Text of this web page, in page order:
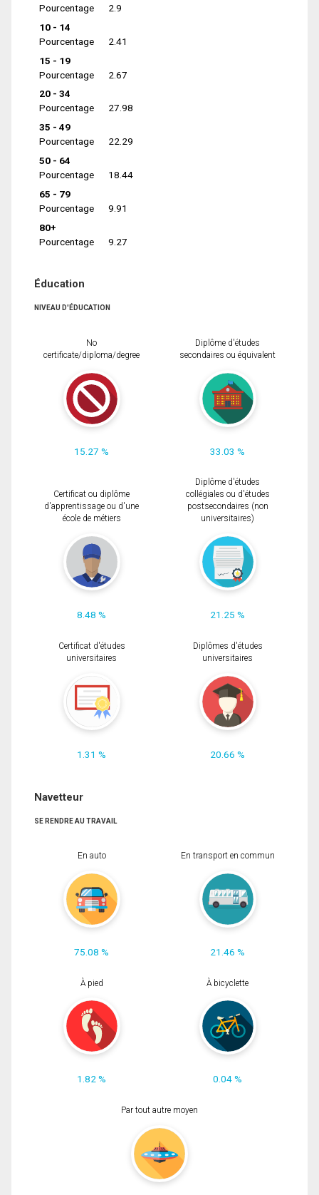
Pourcentage
2.9
10 - 14
Pourcentage
2.41
15 - 19
Pourcentage
2.67
20 - 34
Pourcentage
27.98
35 - 49
Pourcentage
22.29
50 - 64
Pourcentage
18.44
65 - 79
Pourcentage
9.91
80+
Pourcentage
9.27
Éducation
NIVEAU D'ÉDUCATION
No
certificate/diploma/degree
15.27 %
Diplôme d'études
secondaires ou équivalent
33.03 %
Certificat ou diplôme
d'apprentissage ou d'une
école de métiers
8.48 %
Diplôme d'études
collégiales ou d'études
postsecondaires (non
universitaires)
21.25 %
Certificat d'études
universitaires
1.31 %
Diplômes d'études
universitaires
20.66 %
Navetteur
SE RENDRE AU TRAVAIL
En auto
75.08 %
En transport en commun
21.46 %
À pied
1.82 %
À bicyclette
0.04 %
Par tout autre moyen